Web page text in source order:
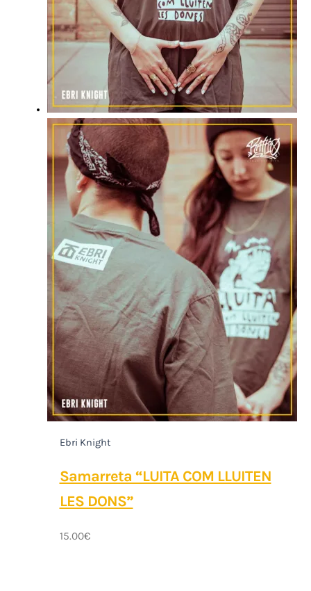
Ebri Knight
Samarreta “LUITA COM LLUITEN
LES DONS”
15.00€